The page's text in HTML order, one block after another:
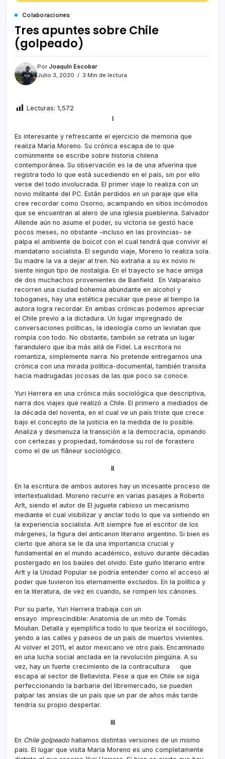
Colaboraciones
Tres apuntes sobre Chile
(golpeado)
Por Joaquín Escobar
Julio 3, 2020
3 Min de lectura
Lecturas: 1,572
I
Es interesante y refrescante el ejercicio de memoria que
realiza María Moreno. Su crónica escapa de lo que
comúnmente se escribe sobre historia chilena
contemporánea. Su observación es la de una afuerina que
registra todo lo que está sucediendo en el país, sin por ello
verse del todo involucrada. El primer viaje lo realiza con un
novio militante del PC. Están perdidos en un paraje que ella
cree recordar como Osorno, acampando en sitios incómodos
que se encuentran al alero de una iglesia pueblerina. Salvador
Allende aún no asume el poder, su victoria se gestó hace
pocos meses, no obstante -incluso en las provincias- se
palpa el ambiente de boicot con el cual tendrá que convivir el
mandatario socialista. El segundo viaje, Moreno lo realiza sola.
Su madre la va a dejar al tren. No extraña a su ex novio ni
siente ningún tipo de nostalgia. En el trayecto se hace amiga
de dos muchachos provenientes de Banfield. En Valparaíso
recorren una ciudad bohemia abundante en alcohol y
toboganes, hay una estética peculiar que pese al tiempo la
autora logra recordar. En ambas crónicas podemos apreciar
el Chile previo a la dictadura. Un lugar impregnado de
conversaciones políticas, la ideología como un leviatan que
rompía con todo. No obstante, también se retrata un lugar
farandulero que iba más allá de Fidel. La escritora no
romantiza, simplemente narra. No pretende entregarnos una
crónica con una mirada política-documental, también transita
hacia madrugadas jocosas de las que poco se conoce.
Yuri Herrera en una crónica más sociológica que descriptiva,
narra dos viajes que realizó a Chile. El primero a mediados de
la década del noventa, en el cual ve un país triste que crece
bajo el concepto de la justicia en la medida de lo posible.
Analiza y desmenuza la transición a la democracia, opinando
con certezas y propiedad, tomándose su rol de forastero
como el de un flâneur sociológico.
II
En la escritura de ambos autores hay un incesante proceso de
intertextualidad. Moreno recurre en varias pasajes a Roberto
Arlt, siendo el autor de El juguete rabioso un mecanismo
mediante el cual visibilizar y anclar todo lo que va sintiendo en
la experiencia socialista. Arlt siempre fue el escritor de los
márgenes, la figura del anticanon literario argentino. Si bien es
cierto que ahora se le da una importancia crucial y
fundamental en el mundo académico, estuvo durante décadas
postergado en los baúles del olvido. Este guiño literario entre
Arlt y la Unidad Popular se podría entender como el acceso al
poder que tuvieron los eternamente excluidos. En la política y
en la literatura, de vez en cuando, se rompen los cánones.
Por su parte, Yuri Herrera trabaja con un
ensayo imprescindible: Anatomía de un mito de Tomás
Moulian. Detalla y ejemplifica todo lo que teoriza el sociólogo,
yendo a las calles y paseos de un país de muertos vivientes.
Al volver el 2011, el autor mexicano ve otro país. Encaminado
en una lucha social anclada en la revolución pingüina. A su
vez, hay un fuerte crecimiento de la contracultura que
escapa al sector de Bellavista. Pese a que en Chile se siga
perfeccionando la barbarie del libremercado, se pueden
palpar las ansias de un país que un par de años más tarde
tendría su propio despertar.
III
En Chile golpeado hallamos distintas versiones de un mismo
país. El lugar que visita María Moreno es uno completamente